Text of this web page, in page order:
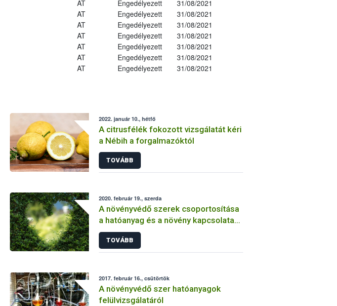
AT Engedélyezett
31/08/2021
AT Engedélyezett
31/08/2021
AT Engedélyezett
31/08/2021
AT Engedélyezett
31/08/2021
AT Engedélyezett
31/08/2021
AT Engedélyezett
31/08/2021
AT Engedélyezett 31/08/2021
2022. január 10., hétfő
A citrusfélék fokozott vizsgálatát kéri
a Nébih a forgalmazóktól
TOVÁBB
2020. február 19., szerda
A növényvédő szerek csoportosítása
a hatóanyag és a növény kapcsolata
szerint
TOVÁBB
2017. február 16., csütörtök
A növényvédő szer hatóanyagok
felülvizsgálatáról